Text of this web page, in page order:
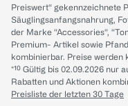
Preiswert“ gekennzeichnete
Säuglingsanfangsnahrung,
der Marke “Accessories“,
Premium- Artikel sowie
kombinierbar. Preise werden
*¹⁰ Gültig bis 02.09.2026 nur
Rabatten und Aktionen
Preisliste der letzten 30 Tage